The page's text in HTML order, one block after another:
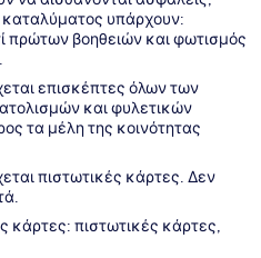
υπάρχουν:
πρώτων βοηθειών και φωτισμός
επισκέπτες όλων των
και φυλετικών
τα μέλη της κοινότητας
πιστωτικές κάρτες. Δεν
κάρτες: πιστωτικές κάρτες,